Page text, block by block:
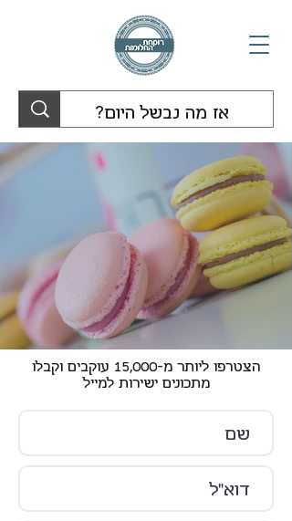
הצטרפו ליותר מ-15,000 עוקבים וקבלו
מתכונים ישירות למייל